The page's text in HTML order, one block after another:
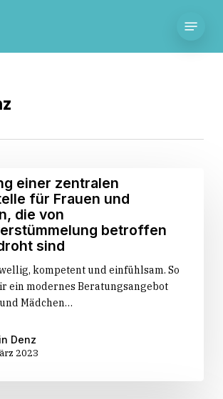
einer zentralen
für Frauen und
die von
betroffen
sind
kompetent und einfühlsam. So
ein modernes Beratungsangebot
Mädchen…
Denz
2023